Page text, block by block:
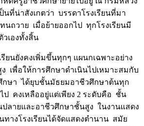
นที่น่าสังเกตว่า บรรดาโรงเรียนที่มา
นถวาย เมื่อย้ายออกไป ทุกโรงเรียนมี
วเองทั้งสิ้น
ยนยังคงเพิ่มขึ้นทุกๆ แผนกเฉพาะอย่าง
เพื่อให้การศึกษาดำเนินไปเหมาะสมกับ
ษา ได้ยุบชั้นมัธยมอาชีวศึกษาต้นทุก
ป คงเหลืออยู่แต่เพียง 2 ระดับคือ ชั้น
ลายและอาชีวศึกษาชั้นสูง ในงานแสดง
ทางโรงเรียนได้จัดแสดงตำนาน สมัย